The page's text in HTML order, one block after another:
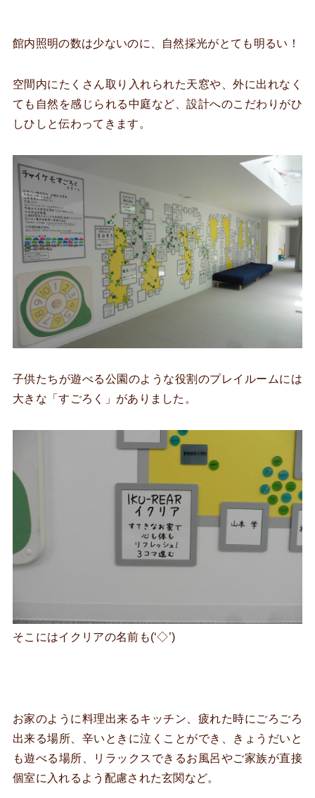
館内照明の数は少ないのに、自然採光がとても明るい！
空間内にたくさん取り入れられた天窓や、外に出れなく
ても自然を感じられる中庭など、設計へのこだわりがひ
しひしと伝わってきます。
子供たちが遊べる公園のような役割のプレイルームには
大きな「すごろく」がありました。
そこにはイクリアの名前も(‘◇’)ゞ
お家のように料理出来るキッチン、疲れた時にごろごろ
出来る場所、辛いときに泣くことができ、きょうだいと
も遊べる場所、リラックスできるお風呂やご家族が直接
個室に入れるよう配慮された玄関など。